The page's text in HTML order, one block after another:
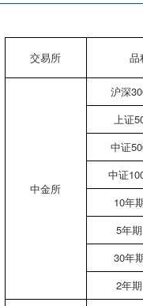
交易所 品
中金所
沪深
上证
中证
中证
10年
5年
30年
2年